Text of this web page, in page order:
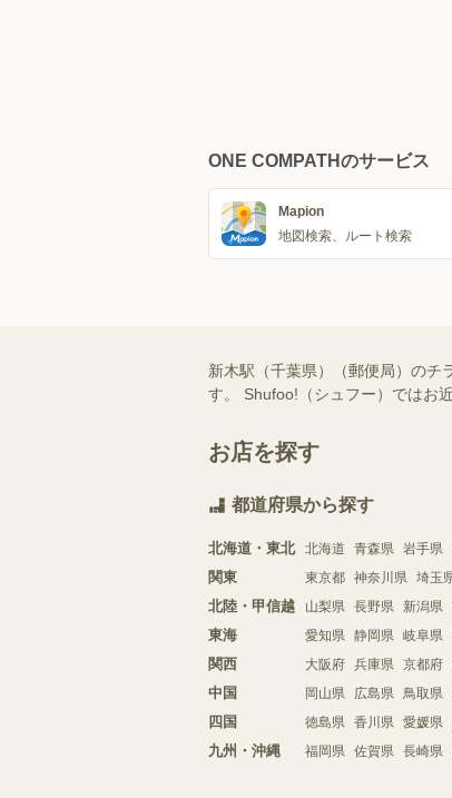
ONE COMPATHのサービス
Mapion
地図検索、ルート検索
新木駅（千葉県）（郵便局）のチ
す。 Shufoo!（シュフー）ではお
お店を探す
都道府県から探す
北海道・東北 北海道 青森県 岩手県
関東 東京都 神奈川県 埼玉
北陸・甲信越 山梨県 長野県 新潟県
東海 愛知県 静岡県 岐阜県
関西 大阪府 兵庫県 京都府
中国 岡山県 広島県 鳥取県
四国 徳島県 香川県 愛媛県
九州・沖縄 福岡県 佐賀県 長崎県